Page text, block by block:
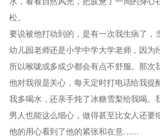
松。
要说被他打动到的，是有一次我生病了，
幼儿园老师还是小学中学大学老师，因为
所以喉咙或多或少都会有点不舒服。那次
他对我很是关心，每天定时打电话给我提
我多喝水，还亲手炖了冰糖雪梨给我喝。
男人也能这么细心，做得甚至比女人还要
他的用心看到了他的紧张和在意……